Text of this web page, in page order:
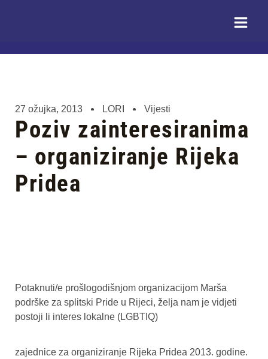
27 ožujka, 2013 LORI Vijesti
Poziv zainteresiranima
– organiziranje Rijeka
Pridea
Potaknuti/e prošlogodišnjom organizacijom Marša
podrške za splitski Pride u Rijeci, želja nam je vidjeti
postoji li interes lokalne (LGBTIQ)
zajednice za organiziranje Rijeka Pridea 2013. godine.